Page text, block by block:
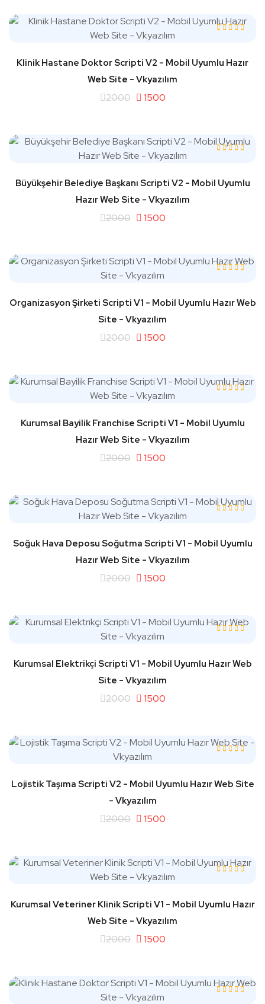
Klinik Hastane Doktor Scripti V2 - Mobil Uyumlu Hazır
Web Site - Vkyazılım
2000 1500
Büyükşehir Belediye Başkanı Scripti V2 - Mobil Uyumlu
Hazır Web Site - Vkyazılım
2000 1500
Organizasyon Şirketi Scripti V1 - Mobil Uyumlu Hazır Web
Site - Vkyazılım
2000 1500
Kurumsal Bayilik Franchise Scripti V1 - Mobil Uyumlu
Hazır Web Site - Vkyazılım
2000 1500
Soğuk Hava Deposu Soğutma Scripti V1 - Mobil Uyumlu
Hazır Web Site - Vkyazılım
2000 1500
Kurumsal Elektrikçi Scripti V1 - Mobil Uyumlu Hazır Web
Site - Vkyazılım
2000 1500
Lojistik Taşıma Scripti V2 - Mobil Uyumlu Hazır Web Site
- Vkyazılım
2000 1500
Kurumsal Veteriner Klinik Scripti V1 - Mobil Uyumlu Hazır
Web Site - Vkyazılım
2000 1500